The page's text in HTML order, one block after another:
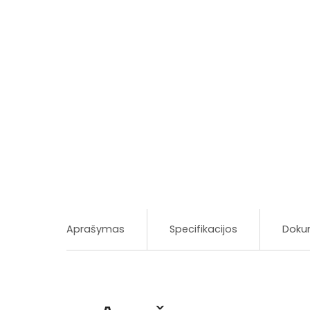
Aprašymas Specifikacijos